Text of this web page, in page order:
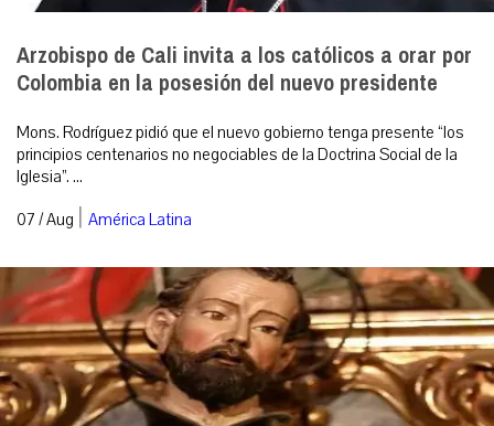
Arzobispo de Cali invita a los católicos a orar por
Colombia en la posesión del nuevo presidente
Mons. Rodríguez pidió que el nuevo gobierno tenga presente “los
principios centenarios no negociables de la Doctrina Social de la
Iglesia”. ...
07 / Aug | América Latina